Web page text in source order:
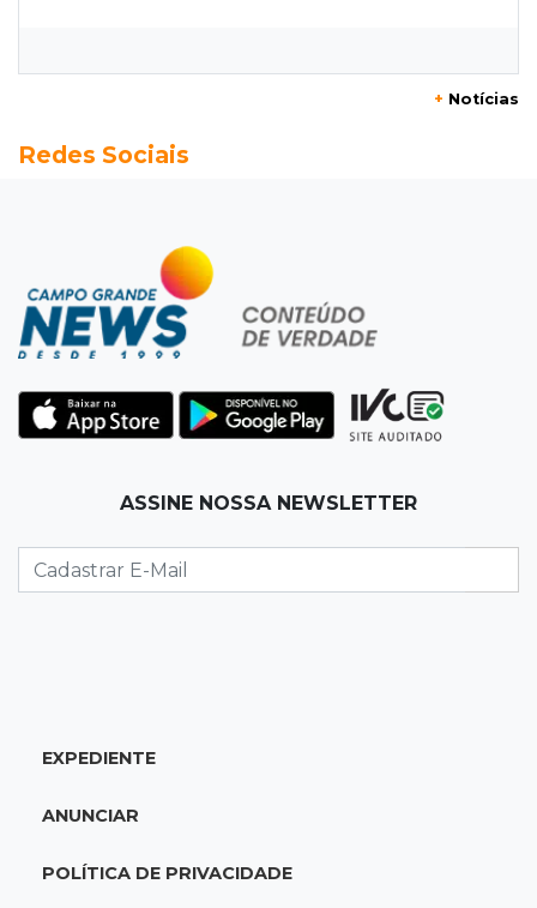
Seleções em MS têm salários de até R$ 8,2 mil;
Jardim Itatiaia
Vigia é amarrado durante roubo de carro e
dois caminhões em pátio
Corinthians vence Bragantino por 2 a 0 e sobe
para 7º no Brasileirão
Na Vila Belmiro
lugar no Brasileirão
18:33Em 2022
adolescente atropelada no Amazonas
+ Notícias
Redes Sociais
ASSINE NOSSA NEWSLETTER
EXPEDIENTE
ANUNCIAR
POLÍTICA DE PRIVACIDADE